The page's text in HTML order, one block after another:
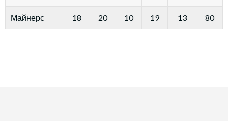
Майнерс 18 20 10 19 13 80